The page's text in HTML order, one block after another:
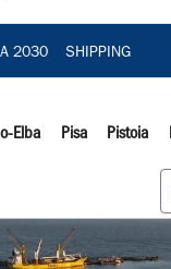
2030 SHIPPING
Elba Pisa Pistoia